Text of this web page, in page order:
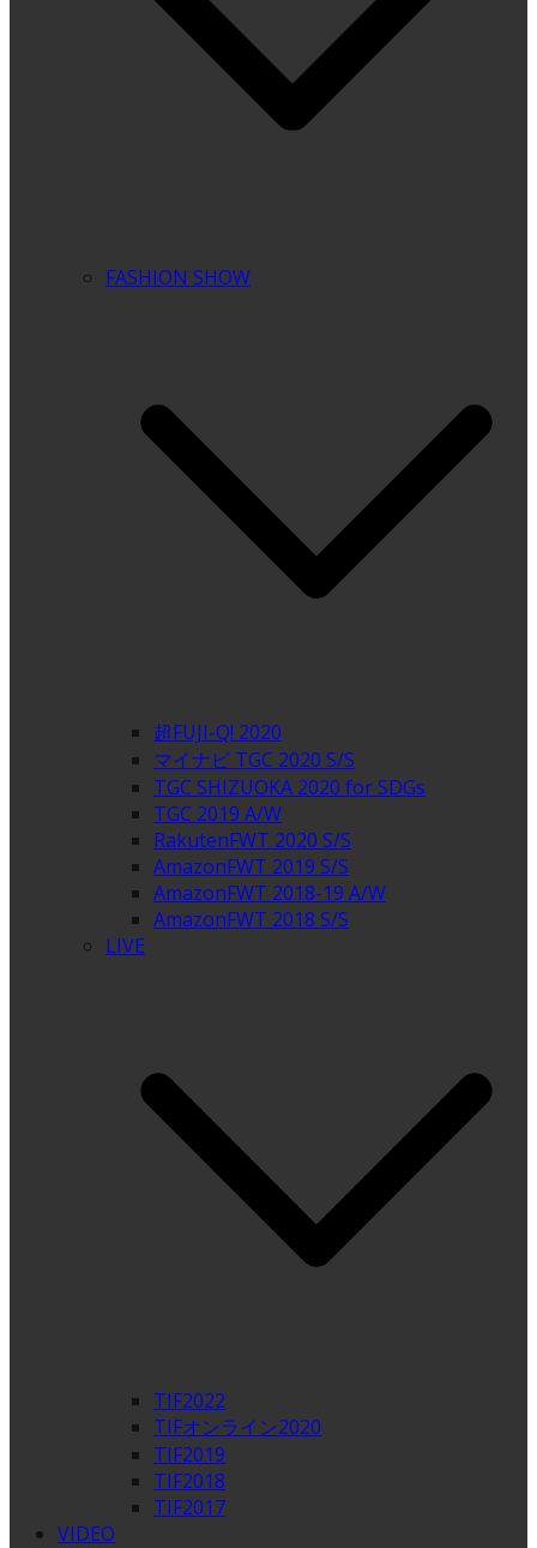
FASHION SHOW
超FUJI-Q! 2020
マイナビ TGC 2020 S/S
TGC SHIZUOKA 2020 for SDGs
TGC 2019 A/W
RakutenFWT 2020 S/S
AmazonFWT 2019 S/S
AmazonFWT 2018-19 A/W
AmazonFWT 2018 S/S
LIVE
TIF2022
TIFオンライン2020
TIF2019
TIF2018
TIF2017
VIDEO